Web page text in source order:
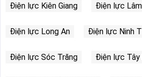
Điện lực Kiên Giang Điện lực
Điện lực Long An Điện lực Ninh
Điện lực Sóc Trăng Điện lực Tây